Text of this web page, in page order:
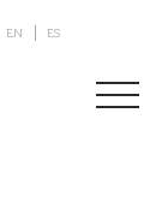
EN ES